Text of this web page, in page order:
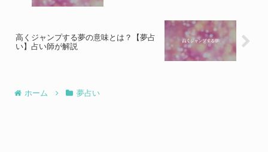
高くジャンプする夢の意味とは？【夢占
い】占い師が解説
ホーム 夢占い